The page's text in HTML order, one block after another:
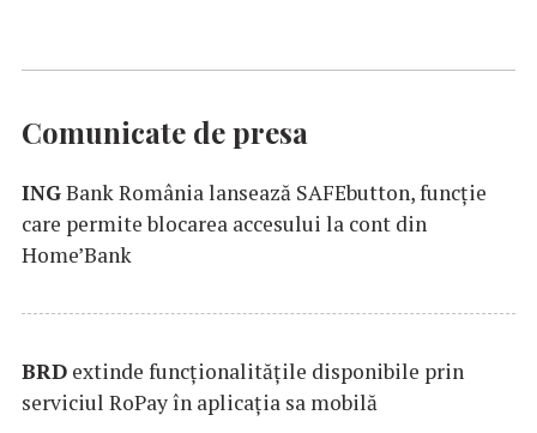
Comunicate de presa
INGBank România lansează SAFEbutton, funcţie
care permite blocarea accesului la cont din
Home’Bank
BRD extinde funcţionalităţile disponibile prin
serviciul RoPay în aplicaţia sa mobilă